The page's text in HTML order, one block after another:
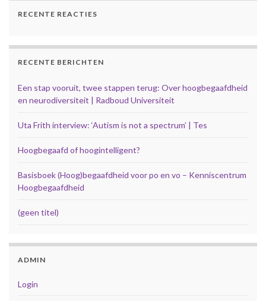
RECENTE REACTIES
RECENTE BERICHTEN
Een stap vooruit, twee stappen terug: Over hoogbegaafdheid
en neurodiversiteit | Radboud Universiteit
Uta Frith interview: ‘Autism is not a spectrum’ | Tes
Hoogbegaafd of hoogintelligent?
Basisboek (Hoog)begaafdheid voor po en vo – Kenniscentrum
Hoogbegaafdheid
(geen titel)
ADMIN
Login